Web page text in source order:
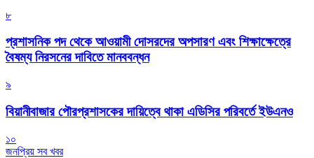
৮
প্রশাসনিক পদ থেকে আওয়ামী দোসরদের অপসারণ এবং শিক্ষাক্ষেত্রে
বৈষম্য নিরসনের দাবিতে মানববন্ধন
৯
বিয়ানীবাজার পৌরপ্রশাসকের দায়িত্বে থাকা এডিসির পরিবর্তে ইউএনও
১০
জনপ্রিয় সব খবর